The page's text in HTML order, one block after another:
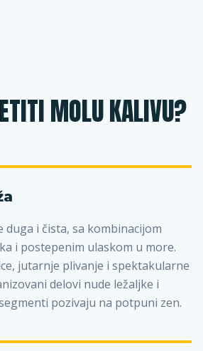
MOLU KALIVU?
duga i čista, sa kombinacijom
i postepenim ulaskom u more.
jutarnje plivanje i spektakularne
delovi nude ležaljke i
pozivaju na potpuni zen.